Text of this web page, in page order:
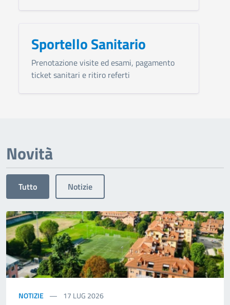
Sportello Sanitario
Prenotazione visite ed esami, pagamento
ticket sanitari e ritiro referti
Novità
Tutto Notizie
NOTIZIE 17 LUG 2026